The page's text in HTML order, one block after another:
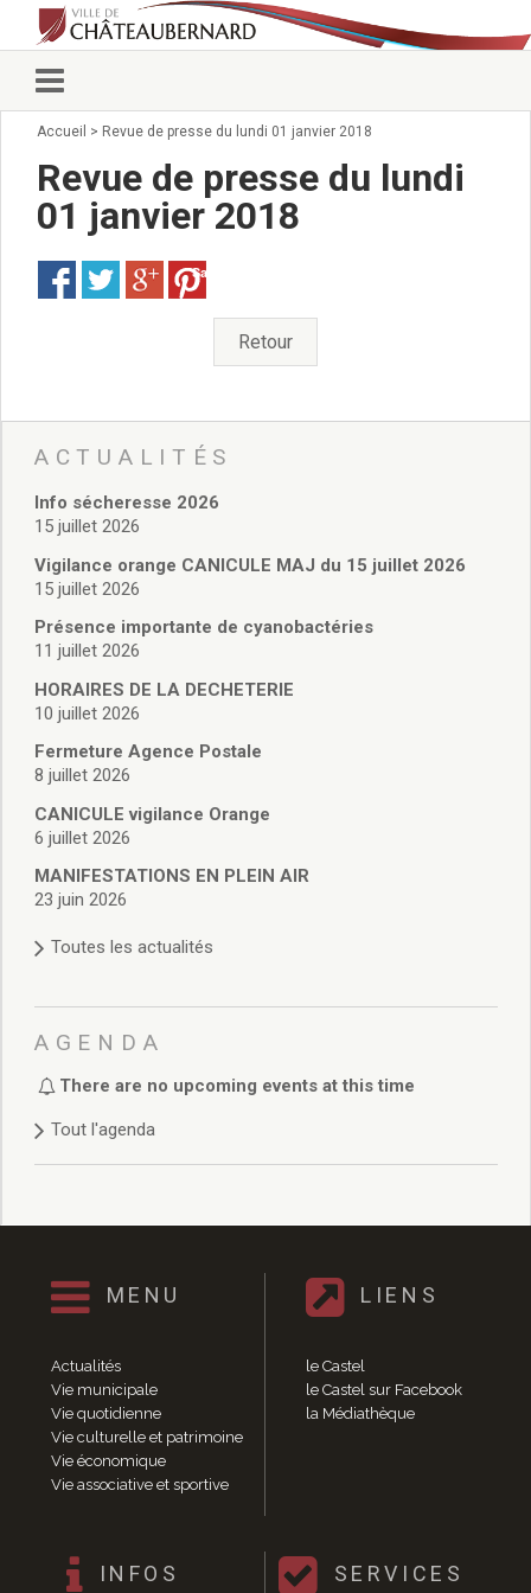
Vie municipale
Conseillers municipaux
Commissions 2026
Arrêtés du Maire
Services municipaux
Pour venir nous voir
administratives
Services Techniques
Affaires Scolaires
Vie associative
Police Municipale/règlementation
Cimetière/réglementation funéraire
Services en ligne
Licences boissons
Cadastre
Actes d’état civil
Budget de Fonctionnement
Budget d’Investissement
Conseils municipaux
Règlement du conseil municipal
Délibérations 2025
Délibérations 2022
Délibérations 2021
Délibérations 2020
Délibérations 2019
Délibérations 2018
Délibérations 2014
Délibérations 2013
Délibérations 2011
Délibérations 2010
Délibérations 2009
Délibérations 2008
Agenda réunions publiques
Marchés publics
Vie quotidienne
Accueil > Revue de presse du lundi 01 janvier 2018
Revue de presse du lundi
01 janvier 2018
Save
Retour
ACTUALITÉS
Info sécheresse 2026
15 juillet 2026
Vigilance orange CANICULE MAJ du 15 juillet 2026
15 juillet 2026
Présence importante de cyanobactéries
11 juillet 2026
HORAIRES DE LA DECHETERIE
10 juillet 2026
Fermeture Agence Postale
8 juillet 2026
CANICULE vigilance Orange
6 juillet 2026
MANIFESTATIONS EN PLEIN AIR
23 juin 2026
Toutes les actualités
AGENDA
There are no upcoming events at this time
Tout l'agenda
MENU
Actualités
Vie municipale
Vie quotidienne
Vie culturelle et patrimoine
Vie économique
Vie associative et sportive
LIENS
le Castel
le Castel sur Facebook
la Médiathèque
INFOS SERVICES